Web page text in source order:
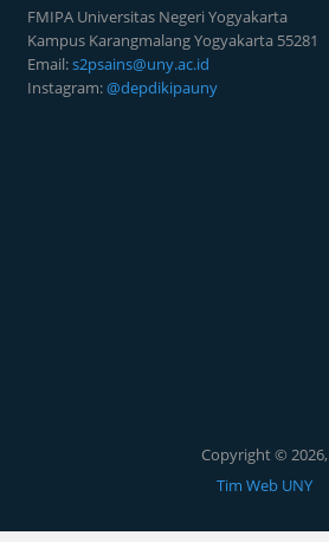
FMIPA Universitas Negeri Yogyakarta
Kampus Karangmalang Yogyakarta 55281
Email:s2psains@uny.ac.id
Instagram:@depdikipauny
Copyright © 2026,
Tim Web UNY